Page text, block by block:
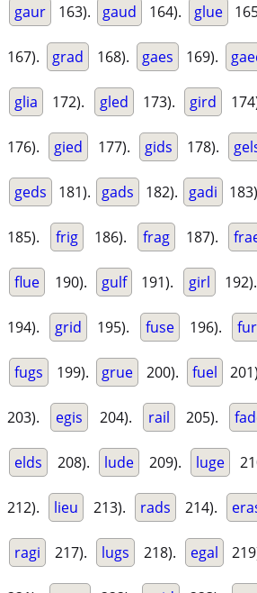
gaur 163). gaud 164). glue
167). grad 168). gaes 169).
glia 172). gled 173). gird
176). gied 177). gids 178).
geds 181). gads 182). gadi
185). frig 186). frag 187).
flue 190). gulf 191). girl 192).
194). grid 195). fuse 196).
fugs 199). grue 200). fuel
203). egis 204). rail 205).
elds 208). lude 209). luge
212). lieu 213). rads 214).
ragi 217). lugs 218). egal